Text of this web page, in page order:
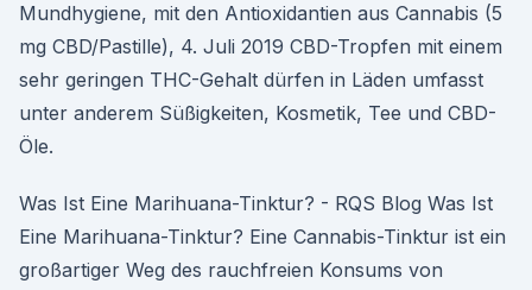
Mundhygiene, mit den Antioxidantien aus Cannabis (5
mg CBD/Pastille), 4. Juli 2019 CBD-Tropfen mit einem
sehr geringen THC-Gehalt dürfen in Läden umfasst
unter anderem Süßigkeiten, Kosmetik, Tee und CBD-
Öle.
Was Ist Eine Marihuana-Tinktur? - RQS Blog Was Ist
Eine Marihuana-Tinktur? Eine Cannabis-Tinktur ist ein
großartiger Weg des rauchfreien Konsums von